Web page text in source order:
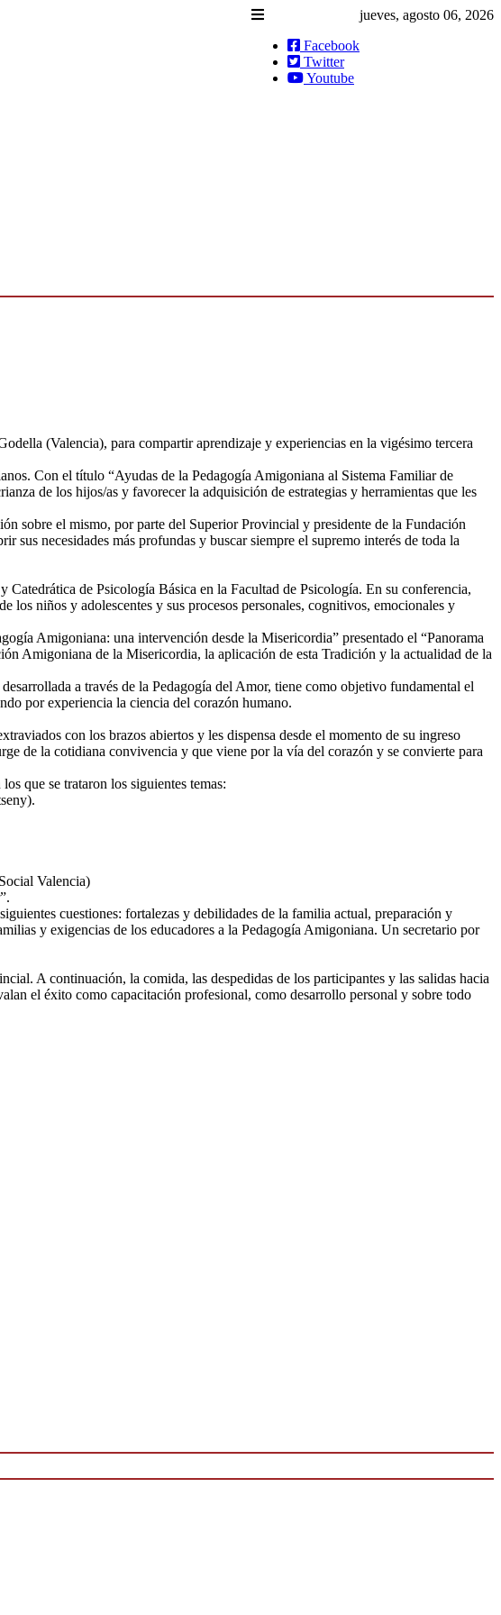
jueves, agosto 06, 2026
Facebook
Twitter
Youtube
(Valencia), para compartir aprendizaje y experiencias en la vigésimo tercera
Con el título “Ayudas de la Pedagogía Amigoniana al Sistema Familiar de
de los hijos/as y favorecer la adquisición de estrategias y herramientas que les
sobre el mismo, por parte del Superior Provincial y presidente de la Fundación
necesidades más profundas y buscar siempre el supremo interés de toda la
de Psicología Básica en la Facultad de Psicología. En su conferencia,
niños y adolescentes y sus procesos personales, cognitivos, emocionales y
Amigoniana: una intervención desde la Misericordia” presentado el “Panorama
Amigoniana de la Misericordia, la aplicación de esta Tradición y la actualidad de la
a través de la Pedagogía del Amor, tiene como objetivo fundamental el
por experiencia la ciencia del corazón humano.
con los brazos abiertos y les dispensa desde el momento de su ingreso
de la cotidiana convivencia y que viene por la vía del corazón y se convierte para
que se trataron los siguientes temas:
Valencia)
cuestiones: fortalezas y debilidades de la familia actual, preparación y
y exigencias de los educadores a la Pedagogía Amigoniana. Un secretario por
A continuación, la comida, las despedidas de los participantes y las salidas hacia
el éxito como capacitación profesional, como desarrollo personal y sobre todo